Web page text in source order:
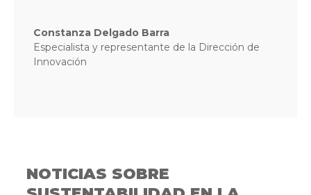
Constanza Delgado Barra
Especialista y representante de la Dirección de
Innovación
NOTICIAS SOBRE